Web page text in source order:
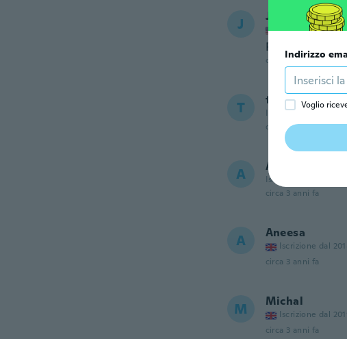
J Jesse
Iscrizione dal
Perfect
circa 3 anni fa
T trevor
Iscrizione dal 2018
circa 3 anni fa
A Andrews
Iscrizione dal 2019
circa 3 anni fa
A Aneesa
Iscrizione dal
circa 3 anni fa
M Michal
Iscrizione dal
circa 3 anni fa
Indirizzo
Voglio